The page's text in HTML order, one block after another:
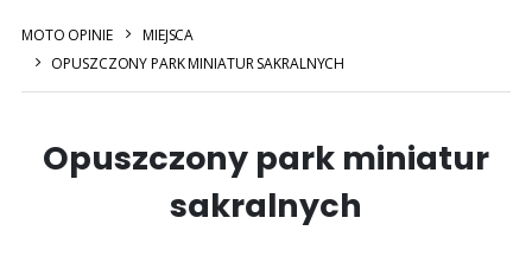
MOTO OPINIE
MIEJSCA
OPUSZCZONY PARK MINIATUR SAKRALNYCH
Opuszczony park miniatur
sakralnych